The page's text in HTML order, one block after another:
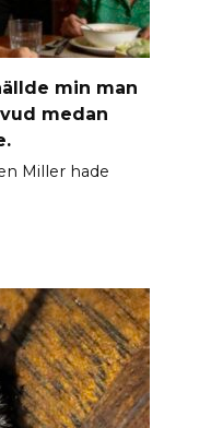
min man
medan
Miller hade